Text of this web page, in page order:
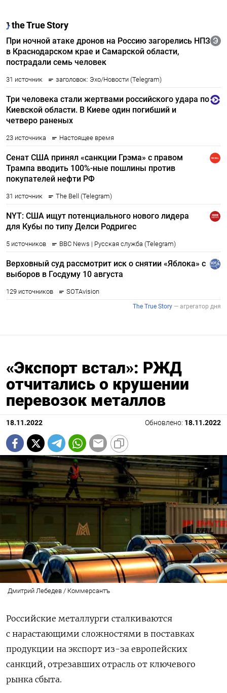
«Экспорт встал»: РЖД
отчитались о крушении
перевозок металлов
18.11.2022 Обновлено: 18.11.2022
Дмитрий Лебедев / Коммерсантъ
Российские металлурги сталкиваются
с нарастающими сложностями в поставках
продукции на экспорт из-за европейских
санкций, отрезавших отрасль от ключевого
рынка сбыта.